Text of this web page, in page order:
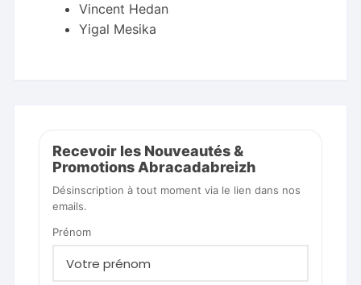
Vincent Hedan
Yigal Mesika
Recevoir les Nouveautés &
Promotions Abracadabreizh
Désinscription à tout moment via le lien dans nos
emails.
Prénom